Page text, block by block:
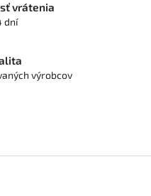
vrátenia
dní
výrobcov